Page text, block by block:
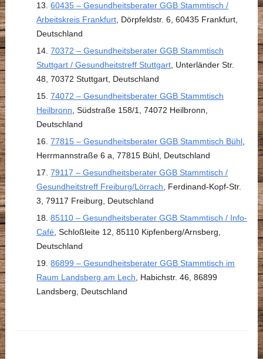
60435 – Gesundheitsberater GGB Stammtisch /
Arbeitskreis Frankfurt, Dörpfeldstr. 6, 60435 Frankfurt,
Deutschland
70372 – Gesundheitsberater GGB Stammtisch
Stuttgart / Gesundheitstreff Stuttgart, Unterländer Str.
48, 70372 Stuttgart, Deutschland
74072 – Gesundheitsberater GGB Stammtisch
Heilbronn, Südstraße 158/1, 74072 Heilbronn,
Deutschland
77815 – Gesundheitsberater GGB Stammtisch Bühl,
Herrmannstraße 6 a, 77815 Bühl, Deutschland
79117 – Gesundheitsberater GGB Stammtisch /
Gesundheitstreff Freiburg/Lörrach, Ferdinand-Kopf-Str.
3, 79117 Freiburg, Deutschland
85110 – Gesundheitsberater GGB Stammtisch / Info-
Café, Schloßleite 12, 85110 Kipfenberg/Arnsberg,
Deutschland
86899 – Gesundheitsberater GGB Stammtisch im
Raum Landsberg am Lech, Habichstr. 46, 86899
Landsberg, Deutschland